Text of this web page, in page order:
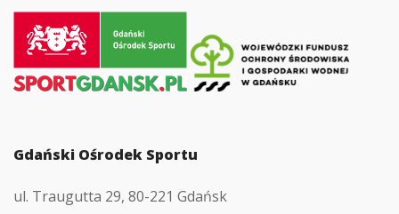
do
strony
głównej
Gdański Ośrodek Sportu
ul. Traugutta 29, 80-221 Gdańsk